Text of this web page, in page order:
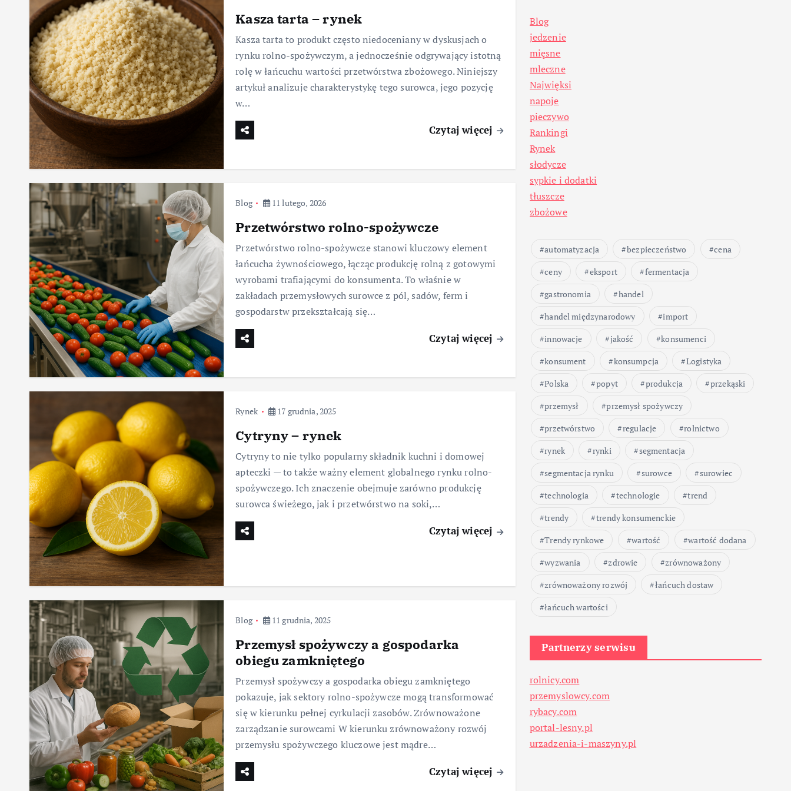
Kasza tarta – rynek
Kasza tarta to produkt często niedoceniany w dyskusjach o
rynku rolno-spożywczym, a jednocześnie odgrywający istotną
rolę w łańcuchu wartości przetwórstwa zbożowego. Niniejszy
artykuł analizuje charakterystykę tego surowca, jego pozycję
w…
Czytaj więcej
Blog 11 lutego, 2026
Przetwórstwo rolno-spożywcze
Przetwórstwo rolno-spożywcze stanowi kluczowy element
łańcucha żywnościowego, łącząc produkcję rolną z gotowymi
wyrobami trafiającymi do konsumenta. To właśnie w
zakładach przemysłowych surowce z pól, sadów, ferm i
gospodarstw przekształcają się…
Czytaj więcej
Rynek 17 grudnia, 2025
Cytryny – rynek
Cytryny to nie tylko popularny składnik kuchni i domowej
apteczki — to także ważny element globalnego rynku rolno-
spożywczego. Ich znaczenie obejmuje zarówno produkcję
surowca świeżego, jak i przetwórstwo na soki,…
Czytaj więcej
Blog 11 grudnia, 2025
Przemysł spożywczy a gospodarka
obiegu zamkniętego
Przemysł spożywczy a gospodarka obiegu zamkniętego
pokazuje, jak sektory rolno-spożywcze mogą transformować
się w kierunku pełnej cyrkulacji zasobów. Zrównoważone
zarządzanie surowcami W kierunku zrównoważony rozwój
przemysłu spożywczego kluczowe jest mądre…
Czytaj więcej
Blog
jedzenie
mięsne
mleczne
Najwięksi
napoje
pieczywo
Rankingi
Rynek
słodycze
sypkie i dodatki
tłuszcze
zbożowe
automatyzacja bezpieczeństwo
cena
ceny
eksport
fermentacja
gastronomia
handel
handel międzynarodowy
import
innowacje
jakość
konsumenci
konsument
konsumpcja
Logistyka
Polska
popyt produkcja
przekąski
przemysł
przemysł spożywczy
przetwórstwo
regulacje
rolnictwo
rynek
rynki
segmentacja
segmentacja rynku
surowce
surowiec
technologia
technologie
trend
trendy
trendy konsumenckie
Trendy rynkowe
wartość
wartość dodana
wyzwania
zdrowie
zrównoważony
zrównoważony rozwój
łańcuch dostaw
łańcuch wartości
Partnerzy serwisu
rolnicy.com
przemyslowcy.com
rybacy.com
portal-lesny.pl
urzadzenia-i-maszyny.pl